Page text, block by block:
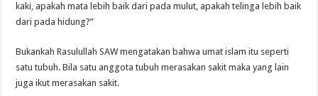
kaki, apakah mata lebih baik dari pada mulut, apakah telinga lebih baik
dari pada hidung?”
Bukankah Rasulullah SAW mengatakan bahwa umat islam itu seperti
satu tubuh. Bila satu anggota tubuh merasakan sakit maka yang lain
juga ikut merasakan sakit.